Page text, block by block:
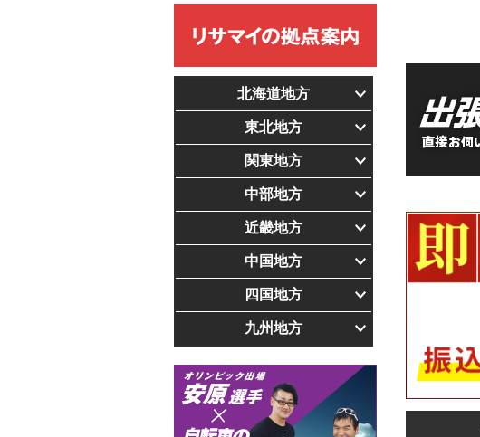
北海道地方
東北地方
関東地方
中部地方
近畿地方
中国地方
四国地方
九州地方